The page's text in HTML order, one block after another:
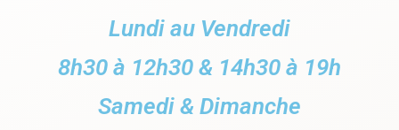
Lundi au Vendredi
8h30 à 12h30 & 14h30 à 19h
Samedi & Dimanche